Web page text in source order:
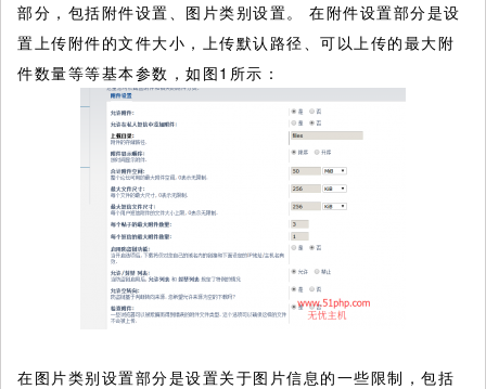
部分，包括附件设置、图片类别设置。 在附件设置部分是设
置上传附件的文件大小，上传默认路径、可以上传的最大附
件数量等等基本参数，如图1所示：
在图片类别设置部分是设置关于图片信息的一些限制，包括